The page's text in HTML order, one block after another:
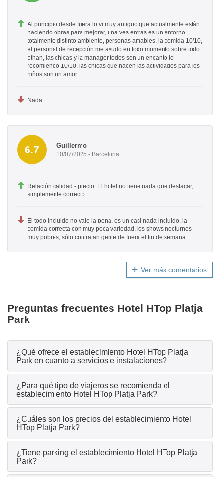
Al principio desde fuera lo vi muy antiguo que actualmente están
haciendo obras para mejorar, una ves entras es un entorno
totalmente distinto ambiente, personas amables, la comida 10/10,
el personal de recepción me ayudo en todo momento sobre todo
ethan, las chicas y la manager todos son un encanto lo
recomiendo 10/10. las chicas que hacen las actividades para los
niños son un amor
Nada
6.7 Guillermo
10/07/2025 - Barcelona
Relación calidad - precio. El hotel no tiene nada que destacar,
simplemente correcto.
El todo incluido no vale la pena, es un casi nada incluido, la
comida correcta con muy poca variedad, los shows nocturnos
muy pobres, sólo contratan gente de fuera el fin de semana.
Ver más comentarios
Preguntas frecuentes Hotel HTop Platja
Park
¿Qué ofrece el establecimiento Hotel HTop Platja
Park en cuanto a servicios e instalaciones?
¿Para qué tipo de viajeros se recomienda el
establecimiento Hotel HTop Platja Park?
¿Cuáles son los precios del establecimiento Hotel
HTop Platja Park?
¿Tiene parking el establecimiento Hotel HTop Platja
Park?